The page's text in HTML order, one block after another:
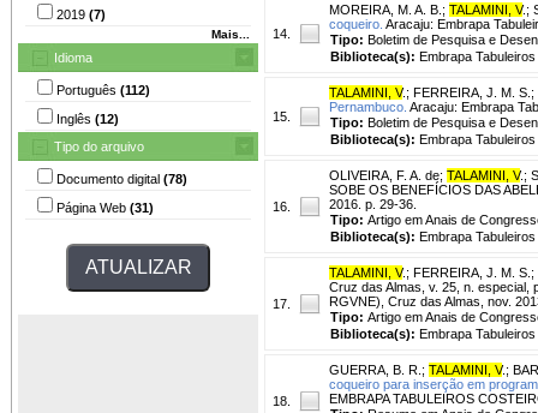
2019 (7)
Mais...
Idioma
Português (112)
Inglês (12)
Tipo do arquivo
Documento digital (78)
Página Web (31)
14.
MOREIRA, M. A. B. ; TALAMINI, V.;
coqueiro. Aracaju: Embrapa
Tipo: Boletim de Pesquisa e
Biblioteca(s): Embrapa
15.
TALAMINI, V.; FERREIRA, J. M. S. ;
Pernambuco. Aracaju: Embrapa
Tipo: Boletim de Pesquisa e
Biblioteca(s): Embrapa
16.
OLIVEIRA, F. A. de; TALAMINI, V.;
SOBE OS BENEFÍCIOS DAS
2016. p. 29-36.
Tipo: Artigo em Anais de
Biblioteca(s): Embrapa
17.
TALAMINI, V.; FERREIRA, J. M. S. ;
Cruz das Almas, v. 25, n. especial,
RGVNE), Cruz das Almas, nov.
Tipo: Artigo em Anais de
Biblioteca(s): Embrapa
18.
GUERRA, B. R. ; TALAMINI, V.;
coqueiro para inserção em
EMBRAPA TABULEIROS